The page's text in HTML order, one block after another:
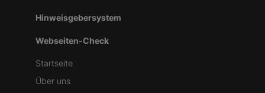
Startseite
Über uns
Hinweisgebersystem
Webseiten-Check